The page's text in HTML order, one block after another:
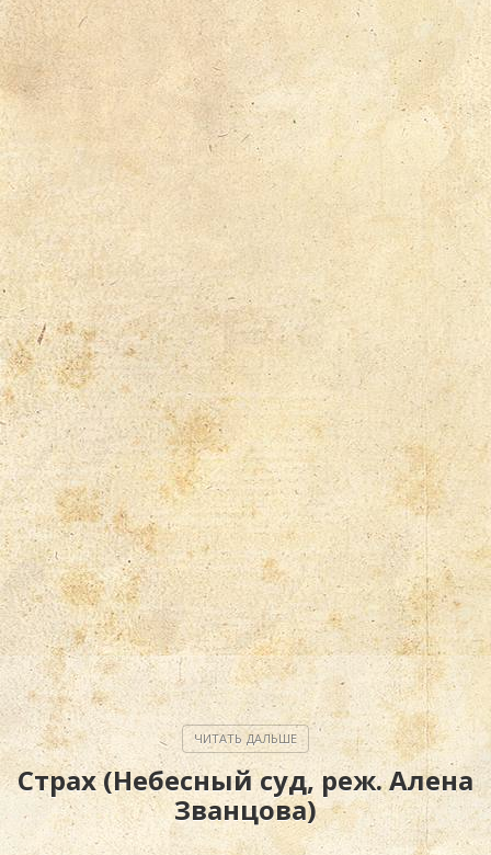
Страх (Небесный суд, реж. Алена
Званцова)